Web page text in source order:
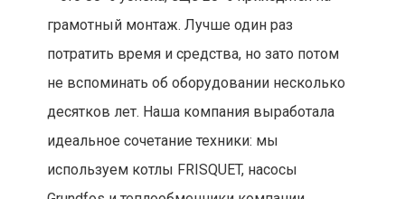
грамотный монтаж. Лучше один раз
потратить время и средства, но зато потом
не вспоминать об оборудовании несколько
десятков лет. Наша компания выработала
идеальное сочетание техники: мы
используем котлы FRISQUET, насосы